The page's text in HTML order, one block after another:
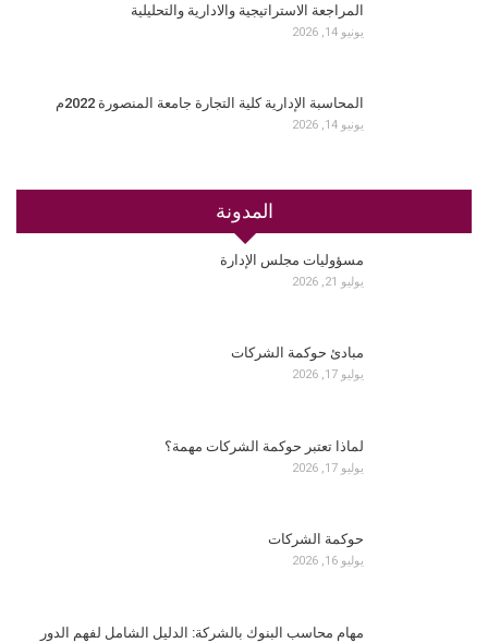
المراجعة الاستراتيجية والادارية والتحليلية
يونيو 14, 2026
المحاسبة الإدارية كلية التجارة جامعة المنصورة 2022م
يونيو 14, 2026
المدونة
مسؤوليات مجلس الإدارة
يوليو 21, 2026
مبادئ حوكمة الشركات
يوليو 17, 2026
لماذا تعتبر حوكمة الشركات مهمة؟
يوليو 17, 2026
حوكمة الشركات
يوليو 16, 2026
مهام محاسب البنوك بالشركة: الدليل الشامل لفهم الدور